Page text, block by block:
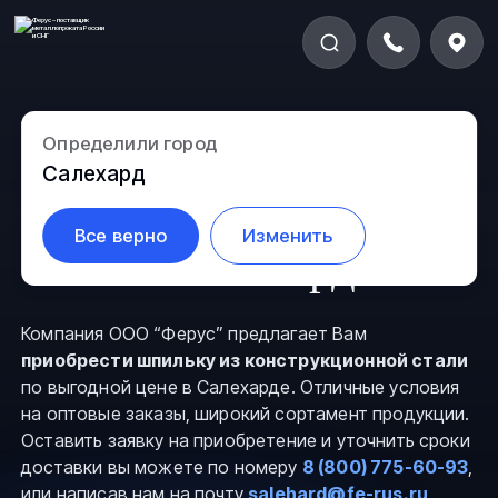
Определили город
Салехард
Все верно Изменить
Шпилька из
конструкционной
стали в Салехарде
Компания ООО “Ферус” предлагает Вам
приобрести шпильку из конструкционной стали
по выгодной цене в Салехарде. Отличные условия
на оптовые заказы, широкий сортамент продукции.
Оставить заявку на приобретение и уточнить сроки
доставки вы можете по номеру 8 (800) 775-60-93,